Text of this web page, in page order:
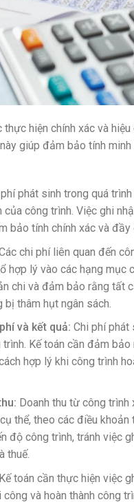
hiện chính xác và
giúp đảm bảo tính
phát sinh trong quá
công trình. Việc ghi
bảo tính chính xác và
chi phí liên quan đến
hợp lý vào các hạng mục
chi và đảm bảo rằng tất
thâm hụt ngân sách.
và kết quả: Chi phí phát
Kế toán cần đảm
hợp lý khi công trình
Doanh thu từ công
thể, theo các điều
độ công trình, tránh việc
thuế.
Kế toán cần thực hiện việc
và hoàn thành công